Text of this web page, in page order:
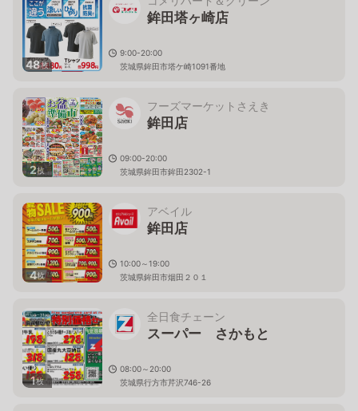
48枚
鉾田塔ヶ崎店
9:00-20:00
茨城県鉾田市塔ケ崎1091番地
2枚
フーズマーケットさえき
鉾田店
09:00-20:00
茨城県鉾田市鉾田2302-1
4枚
アベイル
鉾田店
10:00～19:00
茨城県鉾田市烟田２０１
1枚
全日食チェーン
スーパー さかもと
08:00～20:00
茨城県行方市芹沢746-26